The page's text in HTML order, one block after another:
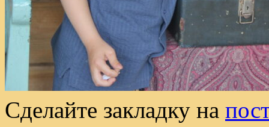
Сделайте закладку на